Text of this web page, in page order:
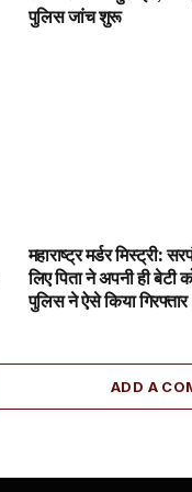
पुलिस जांच शुरू
महाराष्ट्र मर्डर मिस्ट्री:
लिए पिता ने अपनी ही बेटी
पुलिस ने ऐसे किया गिरफ्तार
ADD A